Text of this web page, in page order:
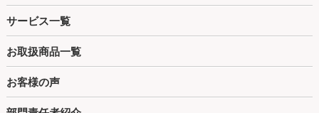
サービス一覧
お取扱商品一覧
お客様の声